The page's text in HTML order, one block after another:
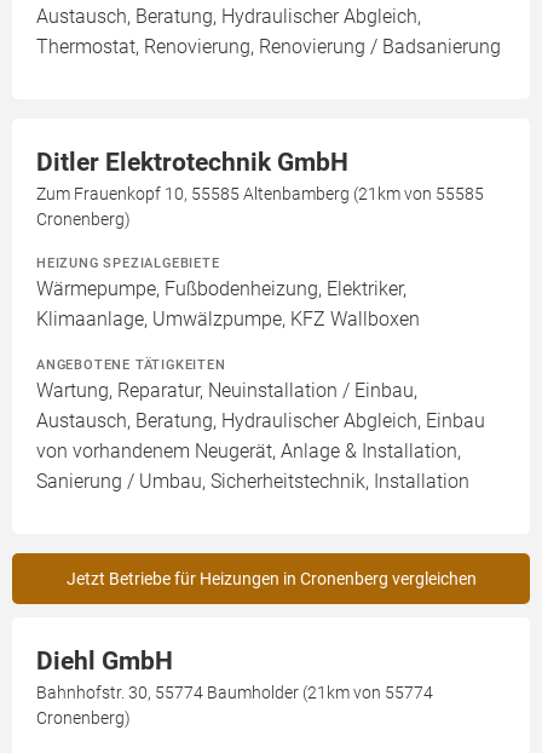
Austausch, Beratung, Hydraulischer Abgleich,
Thermostat, Renovierung, Renovierung / Badsanierung
Ditler Elektrotechnik GmbH
Zum Frauenkopf 10, 55585 Altenbamberg (21km von 55585
Cronenberg)
HEIZUNG SPEZIALGEBIETE
Wärmepumpe, Fußbodenheizung, Elektriker,
Klimaanlage, Umwälzpumpe, KFZ Wallboxen
ANGEBOTENE TÄTIGKEITEN
Wartung, Reparatur, Neuinstallation / Einbau,
Austausch, Beratung, Hydraulischer Abgleich, Einbau
von vorhandenem Neugerät, Anlage & Installation,
Sanierung / Umbau, Sicherheitstechnik, Installation
Jetzt Betriebe für Heizungen in Cronenberg vergleichen
Diehl GmbH
Bahnhofstr. 30, 55774 Baumholder (21km von 55774
Cronenberg)